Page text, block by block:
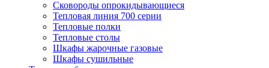
Сковороды опрокидывающиеся
Тепловая линия 700 серии
Тепловые полки
Тепловые столы
Шкафы жарочные газовые
Шкафы сушильные